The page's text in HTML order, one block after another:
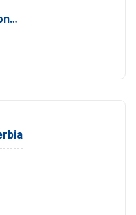
La Digitalizzazione Come Motore Dell’internazionalizzazione